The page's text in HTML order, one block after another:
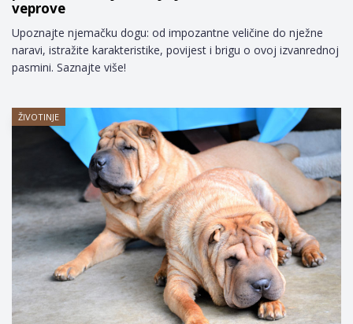
veprove
Upoznajte njemačku dogu: od impozantne veličine do nježne
naravi, istražite karakteristike, povijest i brigu o ovoj izvanrednoj
pasmini. Saznajte više!
ŽIVOTINJE